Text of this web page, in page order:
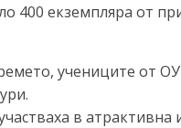
400 екземпляра от
учениците от
в атрактивна